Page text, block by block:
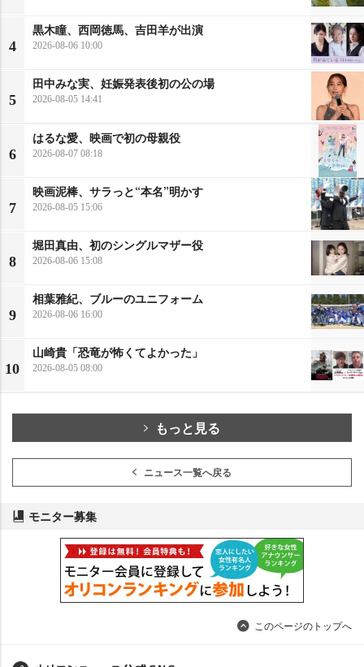
4
黒木瞳、西岡徳馬、吉田羊が出演
2026-08-06 10:00
5
田中みな実、妊娠発表後初の公の場
2026-08-05 14:41
6
はるな愛、映画で初の母親役
2026-08-07 08:18
7
映画泥棒、サラっと“本名”明かす
2026-08-05 15:06
8
堀田真由、初のシングルマザー役
2026-08-06 15:08
9
相葉雅紀、ブルーのユニフォーム
2026-08-06 16:00
10
山崎貴「恐竜が怖くてよかった」
2026-08-05 08:00
もっと見る
ニュース一覧へ戻る
モニター募集
このページのトップへ